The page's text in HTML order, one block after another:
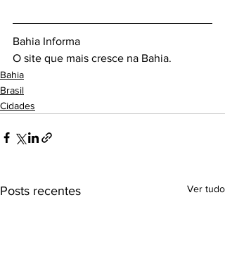
Bahia Informa
O site que mais cresce na Bahia.
Bahia
Brasil
Cidades
Posts recentes Ver tudo